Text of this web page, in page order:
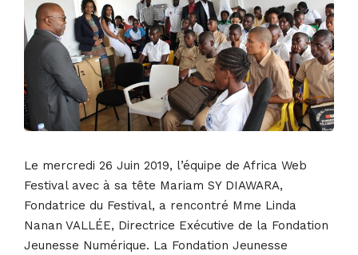
Le mercredi 26 Juin 2019, l’équipe de Africa Web
Festival avec à sa tête Mariam SY DIAWARA,
Fondatrice du Festival, a rencontré Mme Linda
Nanan VALLÉE, Directrice Exécutive de la Fondation
Jeunesse Numérique. La Fondation Jeunesse